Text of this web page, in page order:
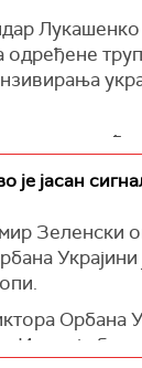
има
гађање
Лукашенко
друге
блокирала
спровели
Лукашенко на
снаге и
су
је јасан
Зеленски
Украјини
Орбана
И што је